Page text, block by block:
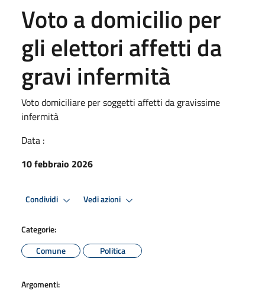
Voto a domicilio per
gli elettori affetti da
gravi infermità
Voto domiciliare per soggetti affetti da gravissime
infermità
Data :
10 febbraio 2026
Condividi Vedi azioni
Categorie:
Comune
Politica
Argomenti: